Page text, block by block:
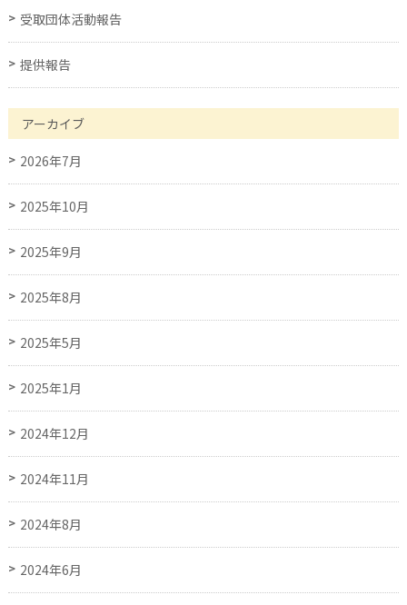
受取団体活動報告
提供報告
アーカイブ
2026年7月
2025年10月
2025年9月
2025年8月
2025年5月
2025年1月
2024年12月
2024年11月
2024年8月
2024年6月